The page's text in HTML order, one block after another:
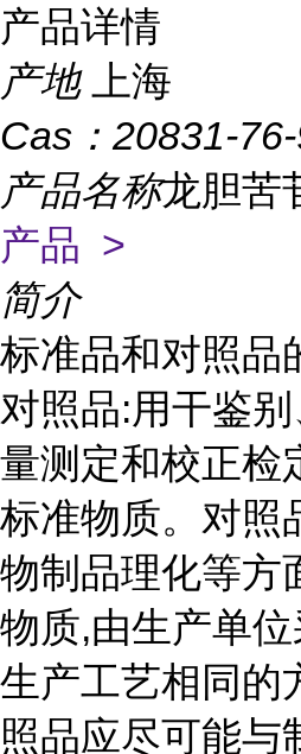
产品详情
产地
上海
Cas： 20831-
产品名称龙胆苦
产品 >
简介
标准品和对照品
对照品:用干鉴
量测定和校正检
标准物质。对照
物制品理化等方
物质,由生产单
生产工艺相同的
照品应尽可能与